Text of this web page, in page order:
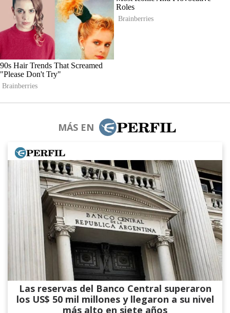
MÁS EN
Las reservas del Banco Central superaron
los US$ 50 mil millones y llegaron a su nivel
más alto en siete años